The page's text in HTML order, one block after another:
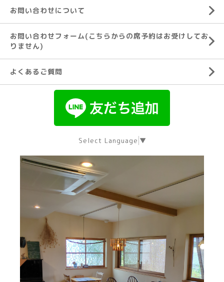
お問い合わせについて
お問い合わせフォーム(こちらからの席予約はお受けしてお
りません)
よくあるご質問
Select Language ▼